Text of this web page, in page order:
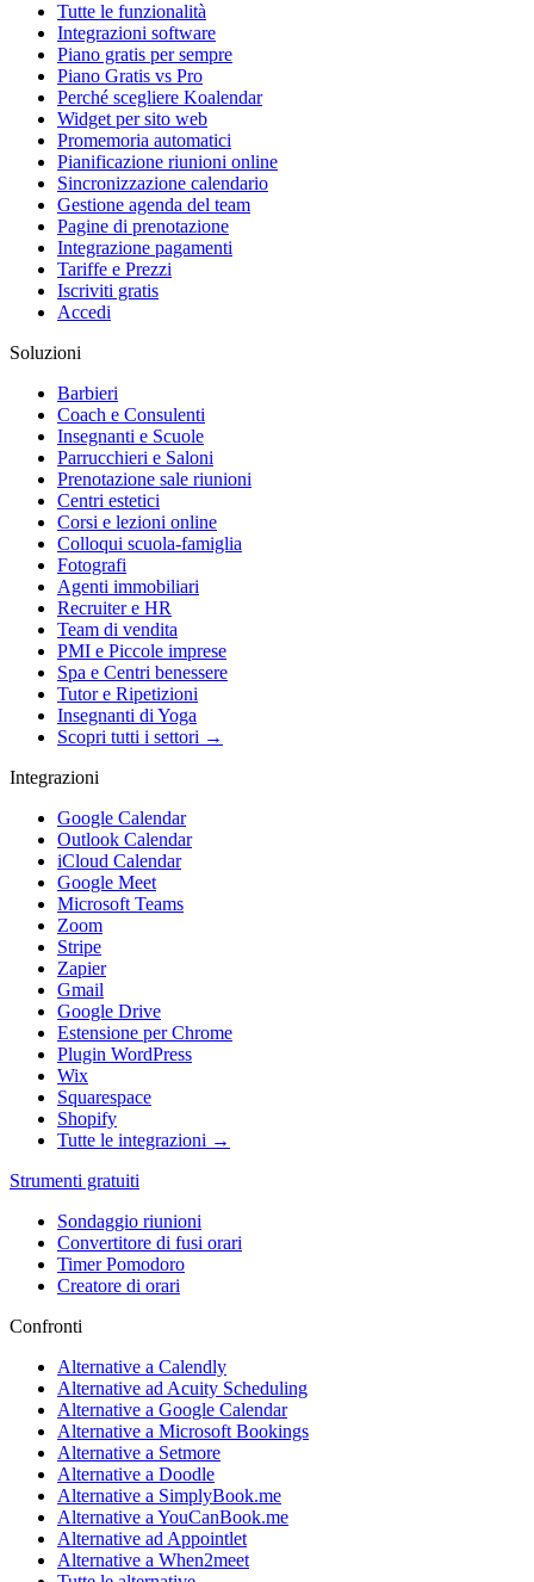
Tutte le funzionalità
Integrazioni software
Piano gratis per sempre
Piano Gratis vs Pro
Perché scegliere Koalendar
Widget per sito web
Promemoria automatici
Pianificazione riunioni online
Sincronizzazione calendario
Gestione agenda del team
Pagine di prenotazione
Integrazione pagamenti
Tariffe e Prezzi
Iscriviti gratis
Accedi
Soluzioni
Barbieri
Coach e Consulenti
Insegnanti e Scuole
Parrucchieri e Saloni
Prenotazione sale riunioni
Centri estetici
Corsi e lezioni online
Colloqui scuola-famiglia
Fotografi
Agenti immobiliari
Recruiter e HR
Team di vendita
PMI e Piccole imprese
Spa e Centri benessere
Tutor e Ripetizioni
Insegnanti di Yoga
Scopri tutti i settori →
Integrazioni
Google Calendar
Outlook Calendar
iCloud Calendar
Google Meet
Microsoft Teams
Zoom
Stripe
Zapier
Gmail
Google Drive
Estensione per Chrome
Plugin WordPress
Wix
Squarespace
Shopify
Tutte le integrazioni →
Strumenti gratuiti
Sondaggio riunioni
Convertitore di fusi orari
Timer Pomodoro
Creatore di orari
Confronti
Alternative a Calendly
Alternative ad Acuity Scheduling
Alternative a Google Calendar
Alternative a Microsoft Bookings
Alternative a Setmore
Alternative a Doodle
Alternative a SimplyBook.me
Alternative a YouCanBook.me
Alternative ad Appointlet
Alternative a When2meet